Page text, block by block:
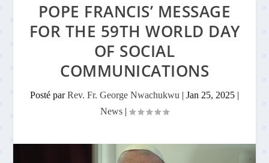
POPE FRANCIS’ MESSAGE
FOR THE 59TH WORLD DAY
OF SOCIAL
COMMUNICATIONS
Posté parRev. Fr. George Nwachukwu | Jan 25, 2025 |
News |